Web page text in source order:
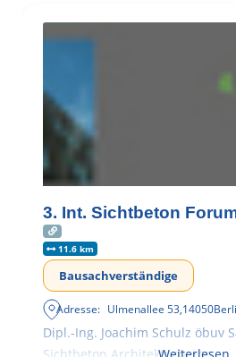
3. Int. Sichtbeton
11.6 km
Bausachverständige
Adresse: Ulmenallee 53,14050
Dipl.-Ing. Joachim Schulz öbuv